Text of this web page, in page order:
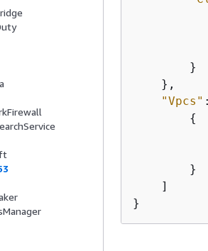
        }
    },
"Vpcs"
{
        }
    ]
}